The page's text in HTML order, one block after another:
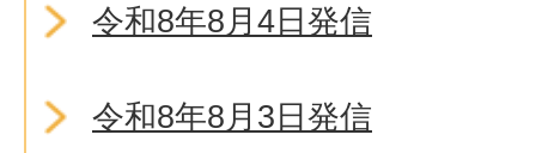
令和8年8月4日発信
令和8年8月3日発信